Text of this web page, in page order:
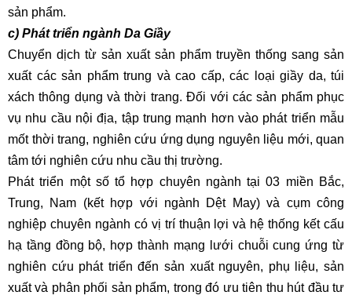
sản phẩm.
c) Phát triển ngành Da Giầy
Chuyển dịch từ sản xuất sản phẩm truyền thống sang sản
xuất các sản phẩm trung và cao cấp, các loại giầy da, túi
xách thông dụng và thời trang. Đối với các sản phẩm phục
vụ nhu cầu nội địa, tập trung mạnh hơn vào phát triển mẫu
mốt thời trang, nghiên cứu ứng dụng nguyên liệu mới, quan
tâm tới nghiên cứu nhu cầu thị trường.
Phát triển một số tổ hợp chuyên ngành tại 03 miền Bắc,
Trung, Nam (kết hợp với ngành Dệt May) và cụm công
nghiệp chuyên ngành có vị trí thuận lợi và hệ thống kết cấu
hạ tầng đồng bộ, hợp thành mạng lưới chuỗi cung ứng từ
nghiên cứu phát triển đến sản xuất nguyên, phụ liệu, sản
xuất và phân phối sản phẩm, trong đó ưu tiên thu hút đầu tư